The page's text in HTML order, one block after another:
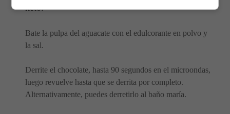
keto:
Bate la pulpa del aguacate con el edulcorante en polvo y
la sal.
Derrite el chocolate, hasta 90 segundos en el microondas,
luego revuelve hasta que se derrita por completo.
Alternativamente, puedes derretirlo al baño maría.